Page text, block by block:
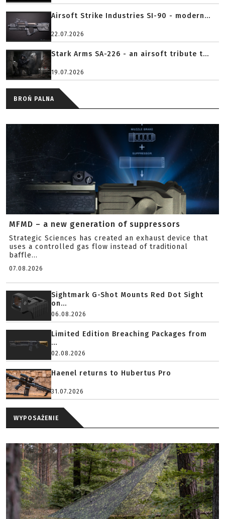
Airsoft Strike Industries SI-90 - modern...
22.07.2026
Stark Arms SA-226 - an airsoft tribute t...
19.07.2026
BROŃ PALNA
MFMD – a new generation of suppressors
Strategic Sciences has created an exhaust device that
uses a controlled gas flow instead of traditional
baffle...
07.08.2026
Sightmark G-Shot Mounts Red Dot Sight
on...
06.08.2026
Limited Edition Breaching Packages from
...
02.08.2026
Haenel returns to Hubertus Pro
31.07.2026
WYPOSAŻENIE